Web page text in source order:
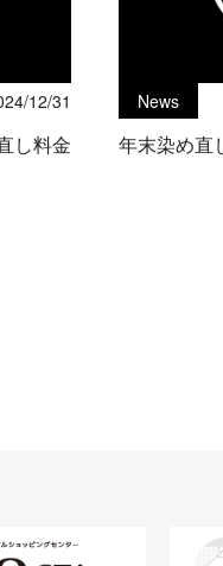
12/31
し料金
News
年末染め直